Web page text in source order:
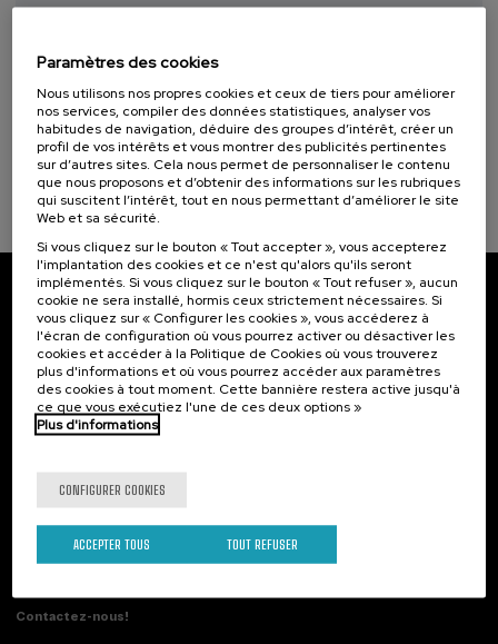
Objectifs de développement durable
artifiziala eta osasuna
.
...
À PARTIR DE12 €
Dernières
places
Gratuit
Date
passée
Liste
d'attente
Période
d'inscription
terminée
Abonnez-vous à notre bulletin
Inscrivez-vous pour être le premier à recevoir les
actualités de l'UIK.
S'abonner
Contact
Paseo de Miraconcha, 48
Contactez-nous!
Paramètres des cookies
Nous utilisons nos propres cookies et ceux de tiers pour améliorer
nos services, compiler des données statistiques, analyser vos
habitudes de navigation, déduire des groupes d’intérêt, créer un
profil de vos intérêts et vous montrer des publicités pertinentes
sur d’autres sites. Cela nous permet de personnaliser le contenu
que nous proposons et d’obtenir des informations sur les rubriques
qui suscitent l’intérêt, tout en nous permettant d’améliorer le site
Web et sa sécurité.
Si vous cliquez sur le bouton « Tout accepter », vous accepterez
l'implantation des cookies et ce n'est qu'alors qu'ils seront
implémentés. Si vous cliquez sur le bouton « Tout refuser », aucun
cookie ne sera installé, hormis ceux strictement nécessaires. Si
vous cliquez sur « Configurer les cookies », vous accéderez à
l'écran de configuration où vous pourrez activer ou désactiver les
cookies et accéder à la Politique de Cookies où vous trouverez
plus d'informations et où vous pourrez accéder aux paramètres
des cookies à tout moment. Cette bannière restera active jusqu'à
ce que vous exécutiez l'une de ces deux options »
Plus d'informations
CONFIGURER COOKIES
TOUT REFUSER
ACCEPTER TOUS